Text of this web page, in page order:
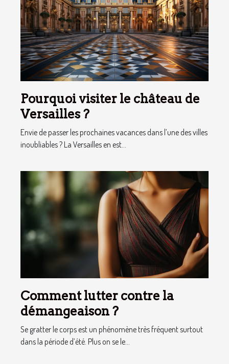
Pourquoi visiter le château de
Versailles ?
Envie de passer les prochaines vacances dans l’une des villes
inoubliables ? La Versailles en est...
Comment lutter contre la
démangeaison ?
Se gratter le corps est un phénomène très fréquent surtout
dans la période d’été. Plus on se le...